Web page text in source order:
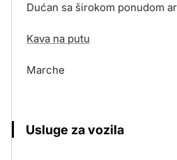
Dućan sa širokom ponudom
Kava na putu
Marche
Usluge za vozila